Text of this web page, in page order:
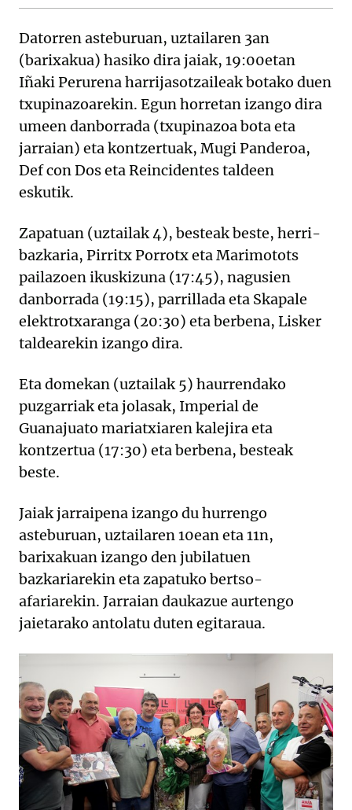
Datorren asteburuan, uztailaren 3an
(barixakua) hasiko dira jaiak, 19:00etan
Iñaki Perurena harrijasotzaileak botako duen
txupinazoarekin. Egun horretan izango dira
umeen danborrada (txupinazoa bota eta
jarraian) eta kontzertuak, Mugi Panderoa,
Def con Dos eta Reincidentes taldeen
eskutik.
Zapatuan (uztailak 4), besteak beste, herri-
bazkaria, Pirritx Porrotx eta Marimotots
pailazoen ikuskizuna (17:45), nagusien
danborrada (19:15), parrillada eta Skapale
elektrotxaranga (20:30) eta berbena, Lisker
taldearekin izango dira.
Eta domekan (uztailak 5) haurrendako
puzgarriak eta jolasak, Imperial de
Guanajuato mariatxiaren kalejira eta
kontzertua (17:30) eta berbena, besteak
beste.
Jaiak jarraipena izango du hurrengo
asteburuan, uztailaren 10ean eta 11n,
barixakuan izango den jubilatuen
bazkariarekin eta zapatuko bertso-
afariarekin. Jarraian daukazue aurtengo
jaietarako antolatu duten egitaraua.